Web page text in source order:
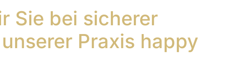
Sie bei sicherer
Praxis happy